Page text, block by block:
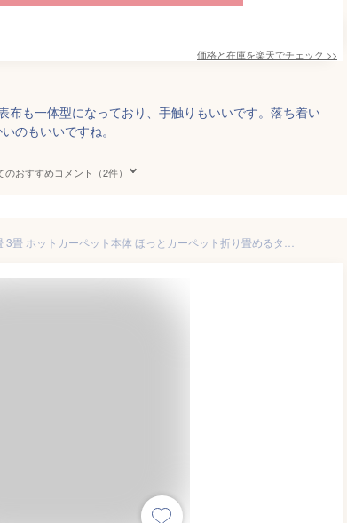
価格と在庫を楽天でチェック >>
布も一体型になっており、手触りもいいです。落ち着い
のもいいですね。
のおすすめコメント（2件）